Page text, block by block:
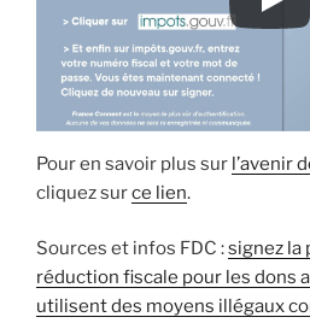
Pour en savoir plus sur l’avenir
cliquez surce lien.
Sources et infos FDC :signez la
réduction fiscale pour les dons
utilisent des moyens illégaux